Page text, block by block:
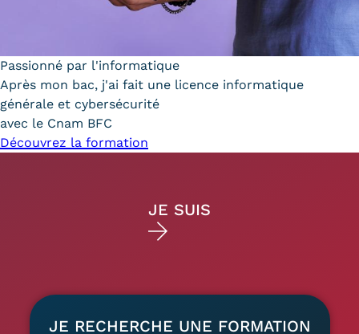
Passionné par l'informatique
Après mon bac, j'ai fait une licence informatique
générale et cybersécurité
avec le Cnam BFC
Découvrez la formation
JE SUIS
JE RECHERCHE UNE FORMATION
Formations en alternance